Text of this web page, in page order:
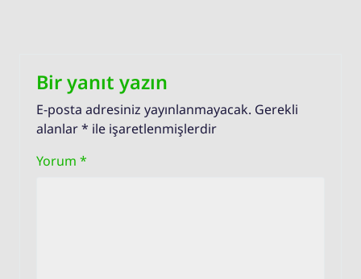
Bir yanıt yazın
E-posta adresiniz yayınlanmayacak. Gerekli
alanlar* ile işaretlenmişlerdir
Yorum *